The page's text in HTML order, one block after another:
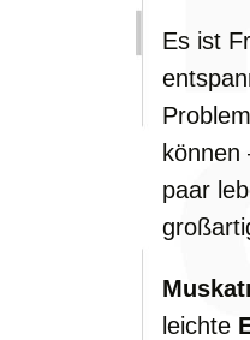
Es ist
können
paar
leichte